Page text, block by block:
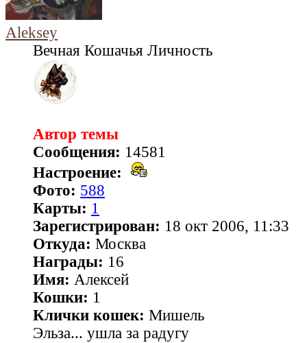
Aleksey
Вечная Кошачья Личность
Автор темы
Сообщения: 14581
Настроение:
Фото: 588
Карты: 1
Зарегистрирован: 18 окт 2006, 11:33
Откуда: Москва
Награды: 16
Имя: Алексей
Кошки: 1
Клички кошек: Мишель
Эльза... ушла за радугу